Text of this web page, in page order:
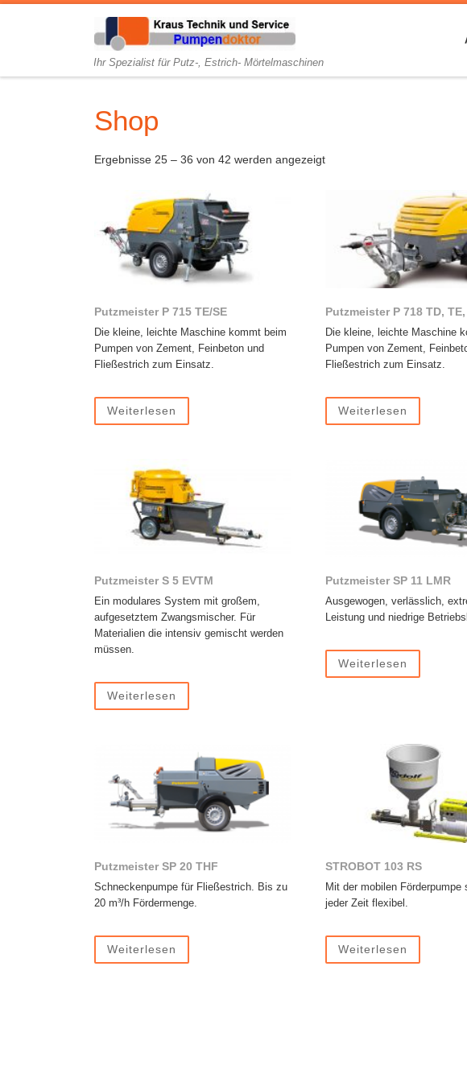
Ihr Spezialist für Putz-, Estrich- Mörtelmaschinen
Shop
Ergebnisse 25 – 36 von 42 werden angezeigt
Putzmeister P 715 TE/SE
Die kleine, leichte Maschine kommt beim
Pumpen von Zement, Feinbeton und
Fließestrich zum Einsatz.
Weiterlesen
Putzmeister P 718 TD, TE,
Die kleine, leichte Maschine
Pumpen von Zement,
Fließestrich zum Einsatz.
Weiterlesen
Putzmeister S 5 EVTM
Ein modulares System mit großem,
aufgesetztem Zwangsmischer. Für
Materialien die intensiv gemischt werden
müssen.
Weiterlesen
Putzmeister SP 11 LMR
Ausgewogen, verlässlich,
Leistung und niedrige
Weiterlesen
Putzmeister SP 20 THF
Schneckenpumpe für Fließestrich. Bis zu
20 m³/h Fördermenge.
Weiterlesen
STROBOT 103 RS
Mit der mobilen Förderpumpe
jeder Zeit flexibel.
Weiterlesen